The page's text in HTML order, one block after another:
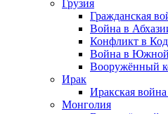
Грузия
Гражданская
Война в
Конфликт в
Война в
Вооружённый
Ирак
Иракская
Монголия